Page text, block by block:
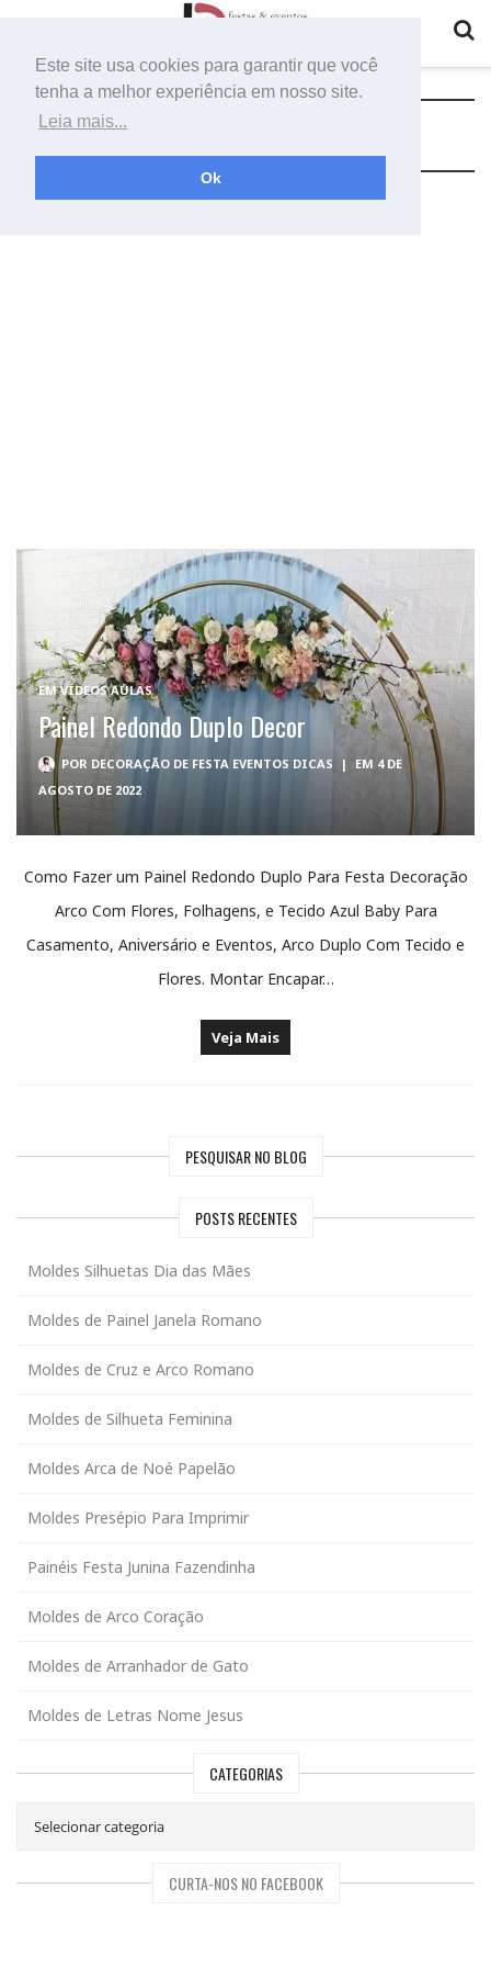
Este site usa cookies para garantir que você
tenha a melhor experiência em nosso site.
Leia mais...
Ok
Tag:painel com flores mescladas
EMVÍDEOS AULAS
Painel Redondo Duplo Decor
POR DECORAÇÃO DE FESTA EVENTOS DICAS |
EM 4 DE
AGOSTO DE 2022
Como Fazer um Painel Redondo Duplo Para Festa Decoração
Arco Com Flores, Folhagens, e Tecido Azul Baby Para
Casamento, Aniversário e Eventos, Arco Duplo Com Tecido e
Flores. Montar Encapar…
Veja Mais
PESQUISAR NO BLOG
POSTS RECENTES
Moldes Silhuetas Dia das Mães
Moldes de Painel Janela Romano
Moldes de Cruz e Arco Romano
Moldes de Silhueta Feminina
Moldes Arca de Noé Papelão
Moldes Presépio Para Imprimir
Painéis Festa Junina Fazendinha
Moldes de Arco Coração
Moldes de Arranhador de Gato
Moldes de Letras Nome Jesus
CATEGORIAS
CURTA-NOS NO FACEBOOK